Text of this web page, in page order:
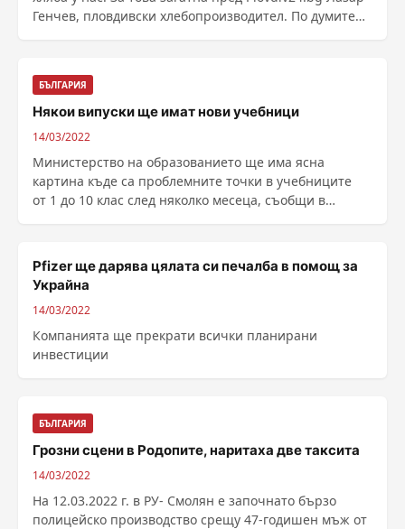
Генчев, пловдивски хлебопроизводител. По думите
БЪЛГАРИЯ
Някои випуски ще имат нови учебници
14/03/2022
Министерство на образованието ще има ясна
картина къде са проблемните точки в учебниците
от 1 до 10 клас след няколко месеца, съобщи в
Pfizer ще дарява цялата си печалба в помощ за
Украйна
14/03/2022
Компанията ще прекрати всички планирани
инвестиции
БЪЛГАРИЯ
Грозни сцени в Родопите, наритаха две таксита
14/03/2022
На 12.03.2022 г. в РУ- Смолян е започнато бързо
полицейско производство срещу 47-годишен мъж от